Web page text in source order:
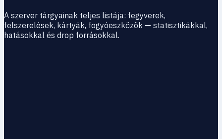
A szerver tárgyainak teljes listája: fegyverek,
felszerelések, kártyák, fogyóeszközök — statisztikákkal,
hatásokkal és drop forrásokkal.